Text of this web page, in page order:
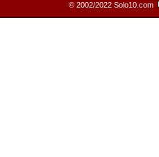
© 2002/2022 Solo10.com